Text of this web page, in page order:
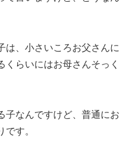
は、小さいころお父さんに
くらいにはお母さんそっく
子なんですけど、普通にお
す。